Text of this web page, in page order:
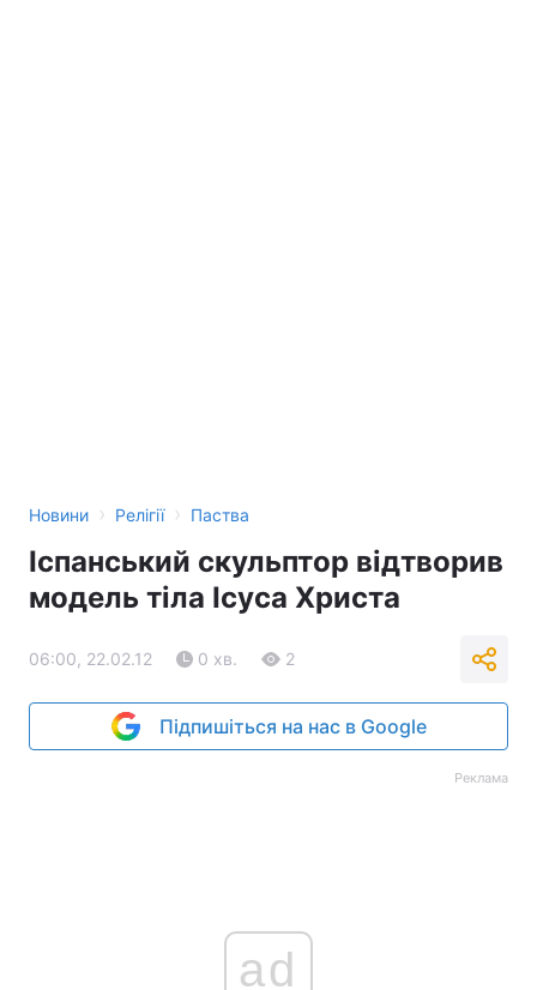
Новини › Релігії › Паства
Іспанський скульптор відтворив
модель тіла Ісуса Христа
06:00, 22.02.12 0 хв. 2
Підпишіться на нас в Google
Реклама
ad